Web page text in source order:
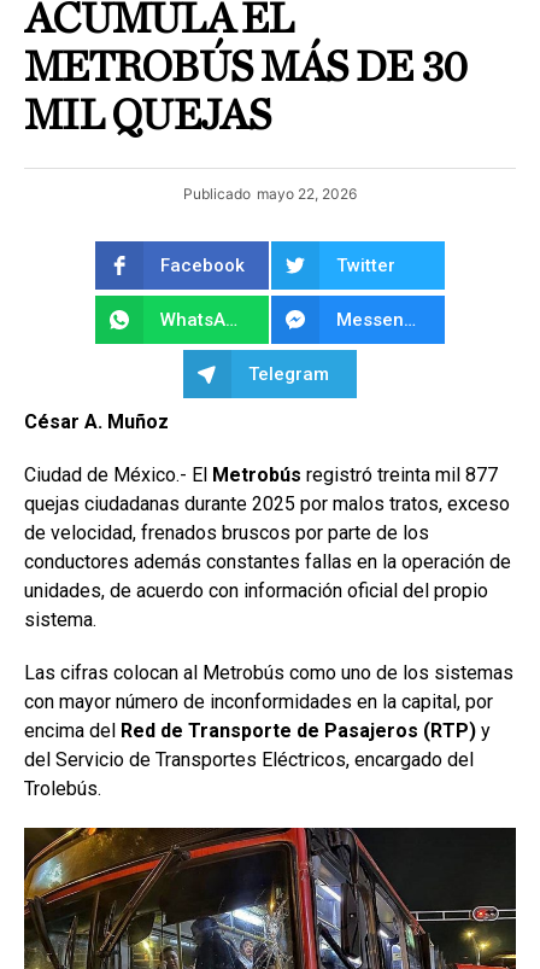
ACUMULA EL
METROBÚS MÁS DE 30
MIL QUEJAS
Publicado mayo 22, 2026
Facebook Twitter
WhatsApp Messenger
Telegram
César A. Muñoz
Ciudad de México.- El Metrobús registró treinta mil 877
quejas ciudadanas durante 2025 por malos tratos, exceso
de velocidad, frenados bruscos por parte de los
conductores además constantes fallas en la operación de
unidades, de acuerdo con información oficial del propio
sistema.
Las cifras colocan al Metrobús como uno de los sistemas
con mayor número de inconformidades en la capital, por
encima del Red de Transporte de Pasajeros (RTP) y
del Servicio de Transportes Eléctricos, encargado del
Trolebús.